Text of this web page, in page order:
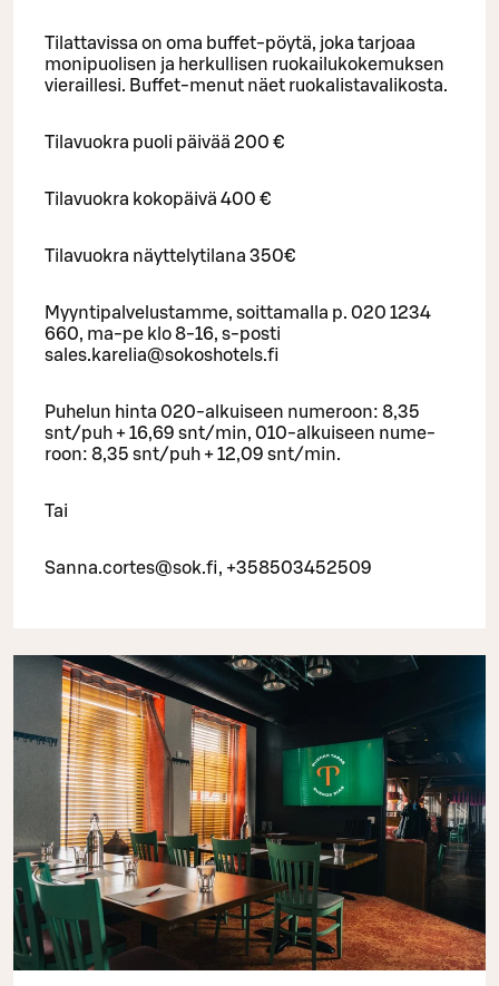
Tilattavissa on oma buffet-pöytä, joka tarjoaa
monipuolisen ja herkullisen ruokailukokemuksen
vieraillesi. Buffet-menut näet ruokalistavalikosta.
Tilavuokra puoli päivää 200 €
Tilavuokra kokopäivä 400 €
Tilavuokra näyttelytilana 350€
Myyntipalvelustamme, soittamalla p. 020 1234
660, ma-pe klo 8-16, s-posti
sales.karelia@sokoshotels.fi
Pu­he­lun hinta 020-al­kui­seen nu­me­roon: 8,35
snt/puh + 16,69 snt/min, 010-al­kui­seen nu­me­
roon: 8,35 snt/puh + 12,09 snt/min.
Tai
Sanna.cortes@sok.fi, +358503452509